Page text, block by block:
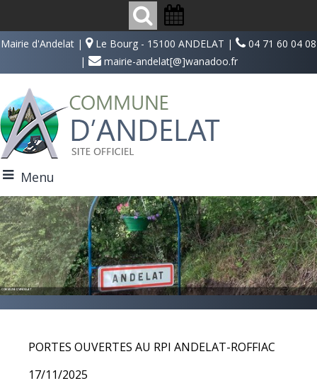
Mairie d'Andelat | Le Bourg - 15100 ANDELAT |
04 71 60 04 08
|
mairie-andelat[@]wanadoo.fr
Menu
COMMUNE D'ANDELAT
PORTES OUVERTES AU RPI ANDELAT-ROFFIAC
17/11/2025